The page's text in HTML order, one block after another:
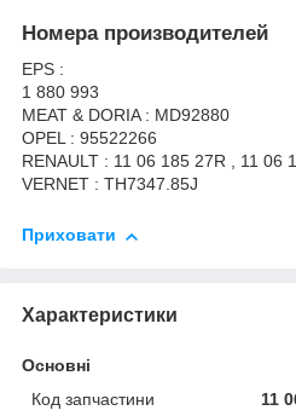
Номера производителей
EPS :
1 880 993
MEAT & DORIA : MD92880
OPEL : 95522266
RENAULT : 11 06 185 27R , 11 06
VERNET : TH7347.85J
Приховати
Характеристики
Основні
Код запчастини
11